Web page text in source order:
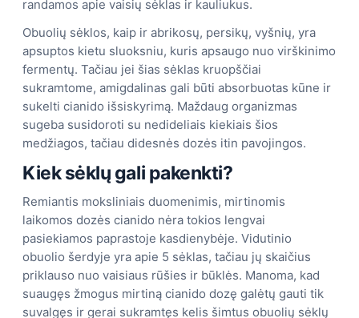
randamos apie vaisių sėklas ir kauliukus.
Obuolių sėklos, kaip ir abrikosų, persikų, vyšnių, yra
apsuptos kietu sluoksniu, kuris apsaugo nuo virškinimo
fermentų. Tačiau jei šias sėklas kruopščiai
sukramtome, amigdalinas gali būti absorbuotas kūne ir
sukelti cianido išsiskyrimą. Maždaug organizmas
sugeba susidoroti su nedideliais kiekiais šios
medžiagos, tačiau didesnės dozės itin pavojingos.
Kiek sėklų gali pakenkti?
Remiantis moksliniais duomenimis, mirtinomis
laikomos dozės cianido nėra tokios lengvai
pasiekiamos paprastoje kasdienybėje. Vidutinio
obuolio šerdyje yra apie 5 sėklas, tačiau jų skaičius
priklauso nuo vaisiaus rūšies ir būklės. Manoma, kad
suaugęs žmogus mirtiną cianido dozę galėtų gauti tik
suvalgęs ir gerai sukramtęs kelis šimtus obuolių sėklų